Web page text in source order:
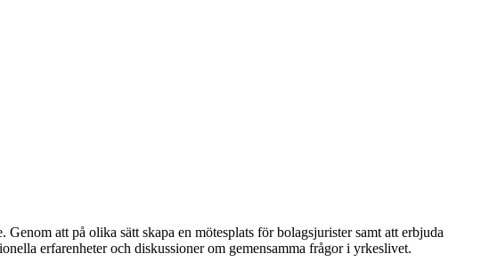
att på olika sätt skapa en mötesplats för bolagsjurister samt att erbjuda
erfarenheter och diskussioner om gemensamma frågor i yrkeslivet.